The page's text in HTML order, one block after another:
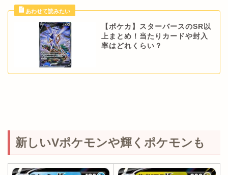
【ポケカ】スターバースのSR以
上まとめ！当たりカードや封入
率はどれくらい？
新しいVポケモンや輝くポケモンも